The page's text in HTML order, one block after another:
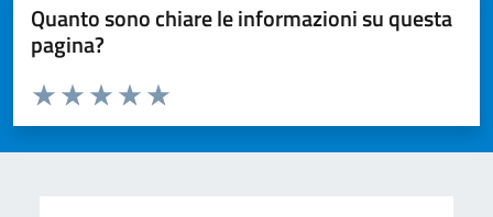
Quanto sono chiare le informazioni su questa
pagina?
Valuta da 1 a 5 stelle la pagina
Valuta 5 stelle su 5
Valuta 4 stelle su 5
Valuta 3 stelle su 5
Valuta 2 stelle su 5
Valuta 1 stelle su 5